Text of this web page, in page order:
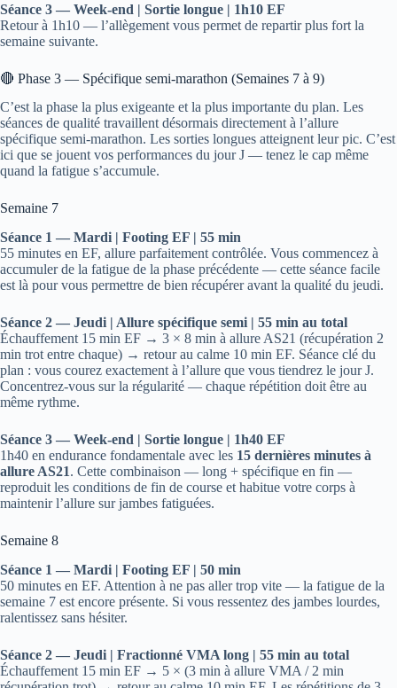
Séance 3 — Week-end | Sortie longue | 1h10 EF
Retour à 1h10 — l’allègement vous permet de repartir plus fort la
semaine suivante.
🔴 Phase 3 — Spécifique semi-marathon (Semaines 7 à 9)
C’est la phase la plus exigeante et la plus importante du plan. Les
séances de qualité travaillent désormais directement à l’allure
spécifique semi-marathon. Les sorties longues atteignent leur pic. C’est
ici que se jouent vos performances du jour J — tenez le cap même
quand la fatigue s’accumule.
Semaine 7
Séance 1 — Mardi | Footing EF | 55 min
55 minutes en EF, allure parfaitement contrôlée. Vous commencez à
accumuler de la fatigue de la phase précédente — cette séance facile
est là pour vous permettre de bien récupérer avant la qualité du jeudi.
Séance 2 — Jeudi | Allure spécifique semi | 55 min au total
Échauffement 15 min EF → 3 × 8 min à allure AS21 (récupération 2
min trot entre chaque) → retour au calme 10 min EF. Séance clé du
plan : vous courez exactement à l’allure que vous tiendrez le jour J.
Concentrez-vous sur la régularité — chaque répétition doit être au
même rythme.
Séance 3 — Week-end | Sortie longue | 1h40 EF
1h40 en endurance fondamentale avec les 15 dernières minutes à
allure AS21. Cette combinaison — long + spécifique en fin —
reproduit les conditions de fin de course et habitue votre corps à
maintenir l’allure sur jambes fatiguées.
Semaine 8
Séance 1 — Mardi | Footing EF | 50 min
50 minutes en EF. Attention à ne pas aller trop vite — la fatigue de la
semaine 7 est encore présente. Si vous ressentez des jambes lourdes,
ralentissez sans hésiter.
Séance 2 — Jeudi | Fractionné VMA long | 55 min au total
Échauffement 15 min EF → 5 × (3 min à allure VMA / 2 min